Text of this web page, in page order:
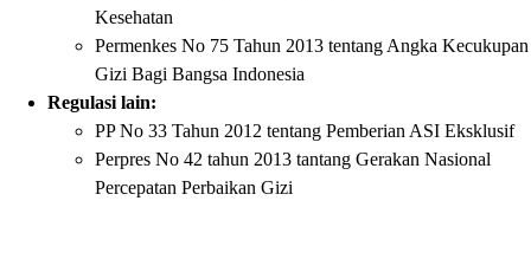
Kesehatan
Permenkes No 75 Tahun 2013 tentang Angka Kecukupan
Gizi Bagi Bangsa Indonesia
Regulasi lain:
PP No 33 Tahun 2012 tentang Pemberian ASI Eksklusif
Perpres No 42 tahun 2013 tantang Gerakan Nasional
Percepatan Perbaikan Gizi